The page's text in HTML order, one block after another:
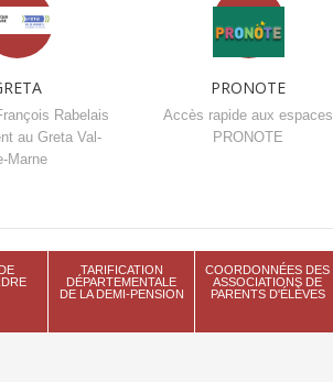
Rabelais
au Greta Val-
Marne
PRONOTE
Accès rapide aux espaces
PRONOTE
TARIFICATION
DÉPARTEMENTALE
DE LA DEMI-PENSION
COORDONNÉES DES
ASSOCIATIONS DE
PARENTS D'ÉLÈVES